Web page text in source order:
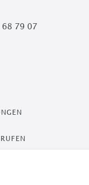
68 79 07